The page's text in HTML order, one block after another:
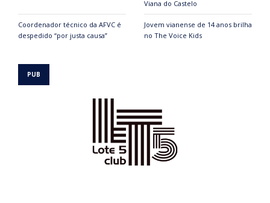
Viana do Castelo
Coordenador técnico da AFVC é
despedido “por justa causa”
Jovem vianense de 14 anos brilha
no The Voice Kids